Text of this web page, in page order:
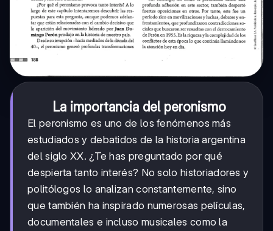
La importancia del peronismo
El peronismo es uno de los fenómenos más
estudiados y debatidos de la historia argentina
del siglo XX. ¿Te has preguntado por qué
despierta tanto interés? No solo historiadores y
politólogos lo analizan constantemente, sino
que también ha inspirado numerosas películas,
documentales e incluso musicales como la